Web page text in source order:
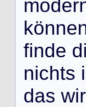
moder
könne
finde di
nichts i
das wir